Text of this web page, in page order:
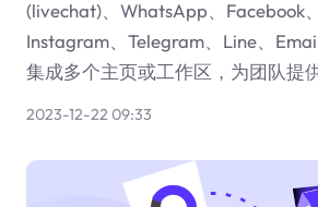
(livechat)、WhatsApp、Facebook
Instagram、Telegram、Line、
集成多个主页或工作区，为团队提
2023-12-22 09:33